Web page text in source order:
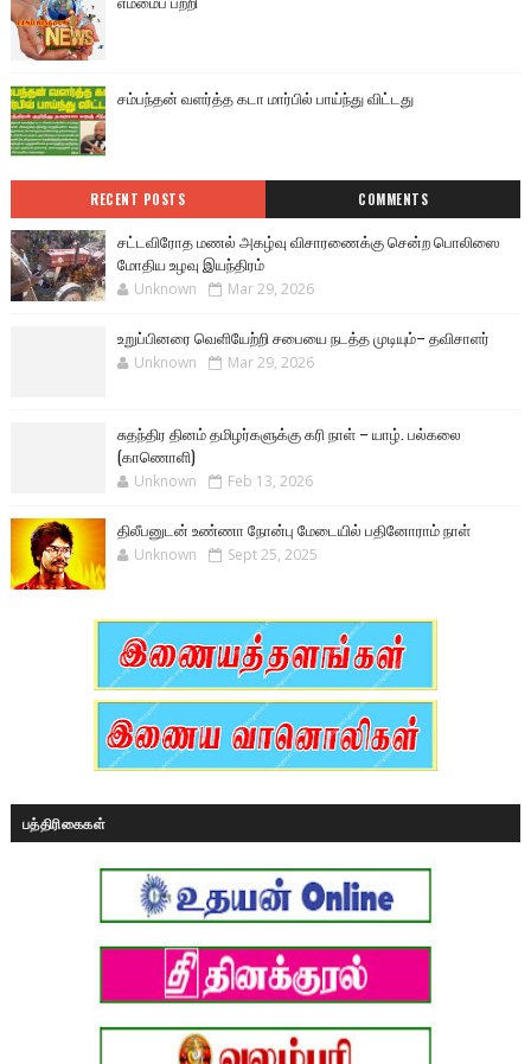
சம்பந்தன் வளர்த்த கடா மார்பில் பாய்ந்து விட்டது
RECENT POSTS COMMENTS
சட்டவிரோத மணல் அகழ்வு விசாரணைக்கு சென்ற பொலிஸை
மோதிய உழவு இயந்திரம்
Unknown Mar 29, 2026
உறுப்பினரை வெளியேற்றி சபையை நடத்த முடியும்– தவிசாளர்
Unknown Mar 29, 2026
சுதந்திர தினம் தமிழர்களுக்கு கரி நாள் – யாழ். பல்கலை
(காணொளி)
Unknown Feb 13, 2026
திலீபனுடன் உண்ணா நோன்பு மேடையில் பதினோராம் நாள்
Unknown Sept 25, 2025
பத்திரிகைகள்